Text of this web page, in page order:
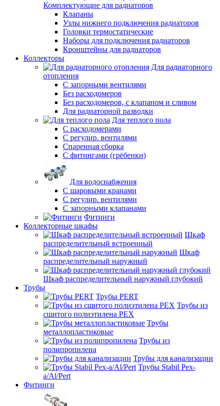
Комплектующие для радиаторов
Клапаны
Узлы нижнего подключения радиаторов
Головки термостатические
Наборы для подключения радиаторов
Кронштейны для радиаторов
Коллекторы
Для радиаторного
отопления
С запорными вентилями
Без расходомеров
Без расходомеров, с клапаном и сливом
Для радиаторной разводки
Для теплого пола
C расходомерами
С регулир. вентилями
Спаренная сборка
С фитингами (грёбенки)
Для водоснабжения
С шаровыми кранами
С регулир. вентилями
С запорными клапанами
Фитинги
Коллекторные шкафы
Шкаф
распределительный встроенный
Шкаф
распределительный наружный
Шкаф распределительный наружный глубокий
Трубы
Трубы PERT
Трубы из
сшитого полиэтилена PEX
Трубы
металлопластиковые
Трубы из
полипропилена
Трубы для канализации
Трубы Stabil Pex-
a/Al/Pert
Фитинги